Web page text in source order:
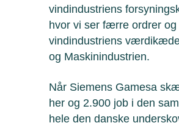
vindindustriens
hvor vi ser færre ordrer
vindindustriens
og Maskinindustrien.
Når Siemens Gamesa
her og 2.900 job i den
hele den danske